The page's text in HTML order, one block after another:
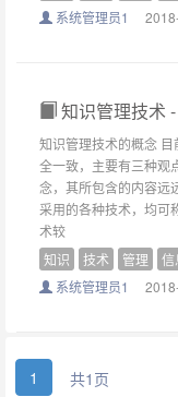
系统管理员1
知识管理技术
知识管理技术的概念
全一致，主要有三种观
念，其所包含的内容远
采用的各种技术，均可
术较
知识
技术 管理 信
系统管理员1
1 共1页